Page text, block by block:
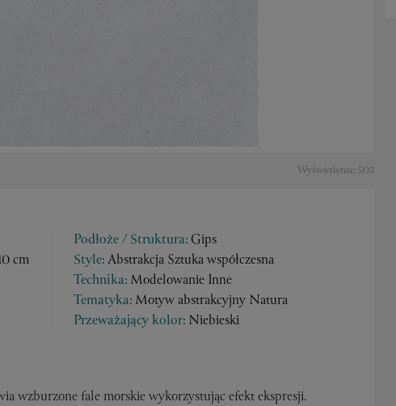
Wyświetlenia: 502
cm
Podłoże / Struktura: Gips
Style:Abstrakcja Sztuka współczesna
Technika: Modelowanie Inne
Tematyka: Motyw abstrakcyjny Natura
Przeważający kolor: Niebieski
wzburzone fale morskie wykorzystując efekt ekspresji.